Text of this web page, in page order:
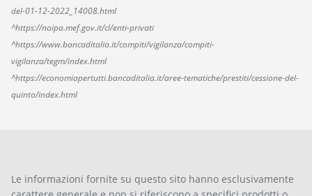
del-01-12-2022_14008.html
^https://noipa.mef.gov.it/cl/enti-privati
^https://www.bancaditalia.it/compiti/vigilanza/compiti-
vigilanza/tegm/index.html
^https://economiapertutti.bancaditalia.it/aree-tematiche/prestiti/cessione-del-
quinto/index.html
Le informazioni fornite su questo sito hanno esclusivamente